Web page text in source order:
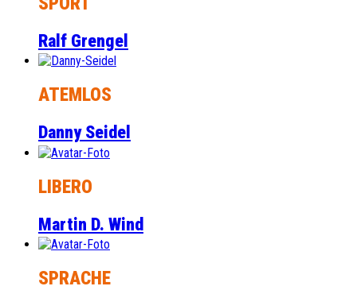
Ralf Grengel
ATEMLOS
Danny Seidel
LIBERO
Martin D. Wind
SPRACHE